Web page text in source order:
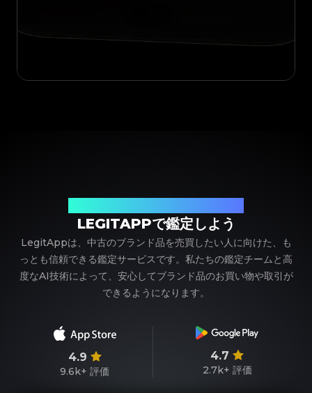
LEGITAPPで鑑定しよう
LegitAppは、中古のブランド品を売買したい人に向けた、も
っとも信頼できる鑑定サービスです。私たちの鑑定チームと高
度なAI技術によって、安心してブランド品のお買い物や取引が
できるようになります。
4.9
9.6k+ 評価
4.7
2.7k+ 評価